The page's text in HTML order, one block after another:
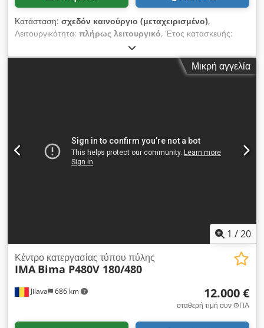
Κατάσταση: σχεδόν καινούργιο (μεταχειρισμένο),
Λειτουργικότητα: πλήρως λειτουργικό, Έτος κατασκευής:
, Κάδος βαρέως τύπου Caterpillar 938M 5,5m3 Σε
άριστη κατάσταση Csdpfx Aewa R Tbeg Ujrf
Μικρή αγγελία
1 /20
Jilava 686 km
Κέντρο κατεργασίας τύπου πύλης
IMA Bima P480V 180/480
12.000 €
σταθερή τιμή συν ΦΠΑ